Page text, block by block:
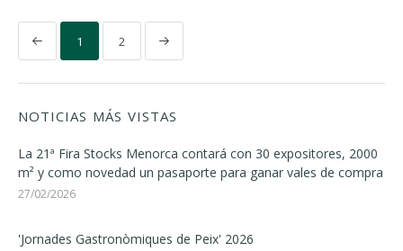
1 2
NOTICIAS MÁS VISTAS
La 21ª Fira Stocks Menorca contará con 30 expositores, 2000
m² y como novedad un pasaporte para ganar vales de compra
27/02/2026
'Jornades Gastronòmiques de Peix' 2026